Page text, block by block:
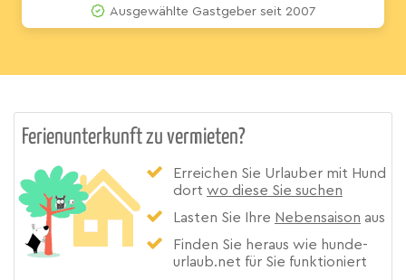
Ausgewählte Gastgeber seit 2007
Ferienunterkunft zu vermieten?
Erreichen Sie Urlauber mit Hund
dort wo diese Sie suchen
Lasten Sie Ihre Nebensaison aus
Finden Sie heraus wie hunde-
urlaub.net für Sie funktioniert